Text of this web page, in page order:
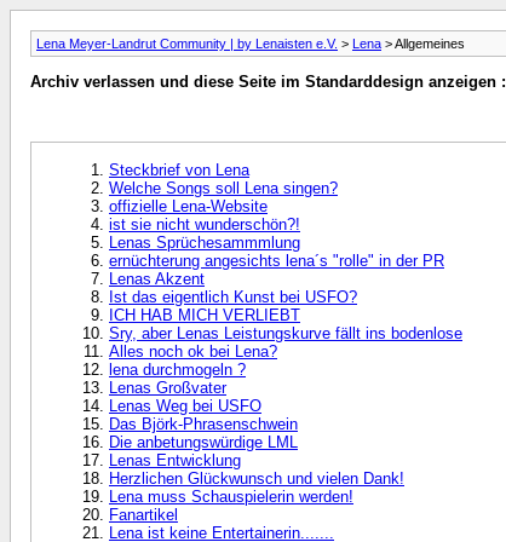
Lena Meyer-Landrut Community | by Lenaisten e.V. > Lena > Allgemeines
Archiv verlassen und diese Seite im Standarddesign anzeigen :
Steckbrief von Lena
Welche Songs soll Lena singen?
offizielle Lena-Website
ist sie nicht wunderschön?!
Lenas Sprüchesammmlung
ernüchterung angesichts lena´s "rolle" in der PR
Lenas Akzent
Ist das eigentlich Kunst bei USFO?
ICH HAB MICH VERLIEBT
Sry, aber Lenas Leistungskurve fällt ins bodenlose
Alles noch ok bei Lena?
lena durchmogeln ?
Lenas Großvater
Lenas Weg bei USFO
Das Björk-Phrasenschwein
Die anbetungswürdige LML
Lenas Entwicklung
Herzlichen Glückwunsch und vielen Dank!
Lena muss Schauspielerin werden!
Fanartikel
Lena ist keine Entertainerin.......